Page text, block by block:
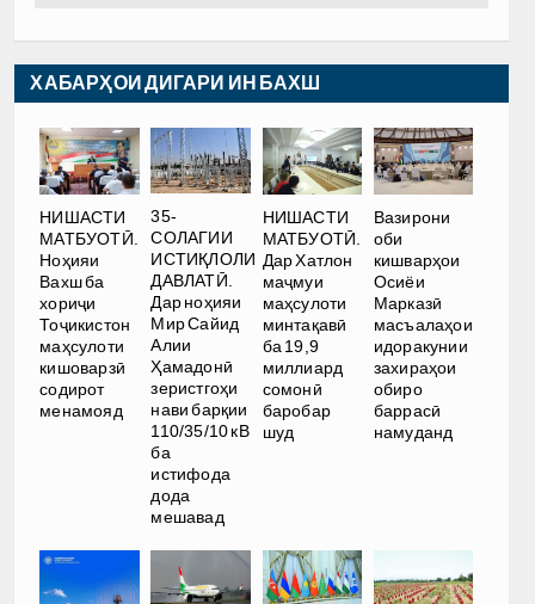
ХАБАРҲОИ ДИГАРИ ИН БАХШ
НИШАСТИ
МАТБУОТӢ.
Ноҳияи
Вахш ба
хориҷи
Тоҷикистон
маҳсулоти
кишоварзӣ
содирот
менамояд
35-
СОЛАГИИ
ИСТИҚЛОЛИ
ДАВЛАТӢ.
Дар ноҳияи
Мир Сайид
Алии
Ҳамадонӣ
зеристгоҳи
нави барқии
110/35/10 кВ
ба
истифода
дода
мешавад
НИШАСТИ
МАТБУОТӢ.
Дар Хатлон
маҷмуи
маҳсулоти
минтақавӣ
ба 19,9
миллиард
сомонӣ
баробар
шуд
Вазирони
оби
кишварҳои
Осиёи
Марказӣ
масъалаҳои
идоракунии
захираҳои
обиро
баррасӣ
намуданд